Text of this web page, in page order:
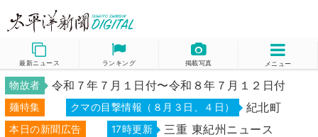
最新ニュース ランキング 掲載写真 メニュー
物故者 令和７年７月１日付〜令和８年７月１２日付
麺特集 クマの目撃情報（８月３日、４日） 紀北町
本日の新聞広告 17時更新 三重 東紀州ニュース